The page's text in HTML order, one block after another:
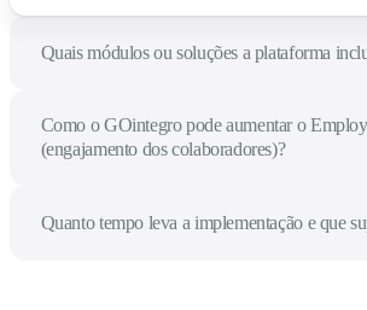
Quais módulos ou soluções a plataforma
Como o GOintegro pode aumentar o
(engajamento dos colaboradores)?
Quanto tempo leva a implementação e que